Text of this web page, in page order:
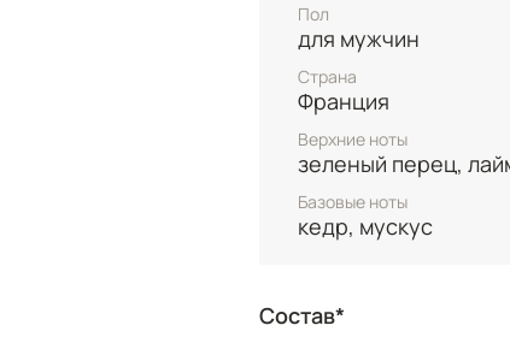
Пол
для мужчин
Страна
Франция
Верхние ноты
зеленый перец,
Базовые ноты
кедр, мускус
Состав*